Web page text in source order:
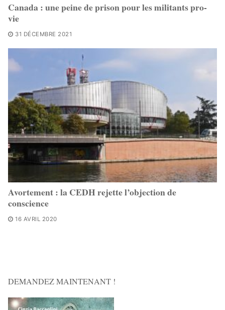
Canada : une peine de prison pour les militants pro-
vie
31 DÉCEMBRE 2021
Avortement : la CEDH rejette l’objection de
conscience
16 AVRIL 2020
DEMANDEZ MAINTENANT !